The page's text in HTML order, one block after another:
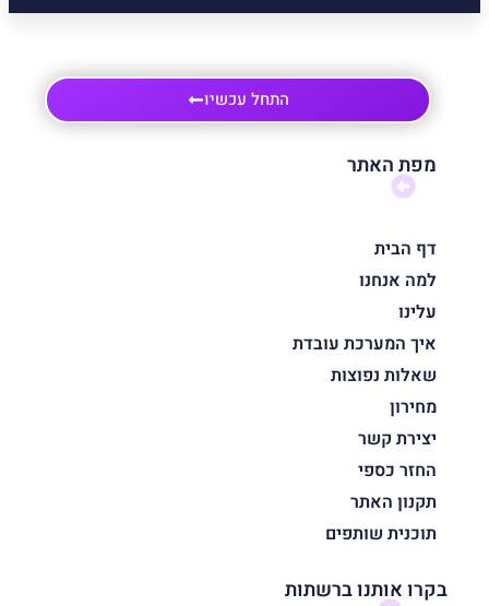
התחל עכשיו
מפת האתר
דף הבית
למה אנחנו
עלינו
איך המערכת עובדת
שאלות נפוצות
מחירון
יצירת קשר
החזר כספי
תקנון האתר
תוכנית שותפים
בקרו אותנו ברשתות